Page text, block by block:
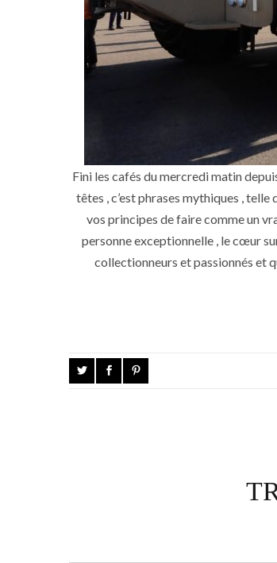
Fini les cafés du mercredi matin
têtes , c’est phrases mythiques ,
vos principes de faire comme un
personne exceptionnelle , le cœur
collectionneurs et passionnés et